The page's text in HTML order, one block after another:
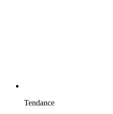
Tendance